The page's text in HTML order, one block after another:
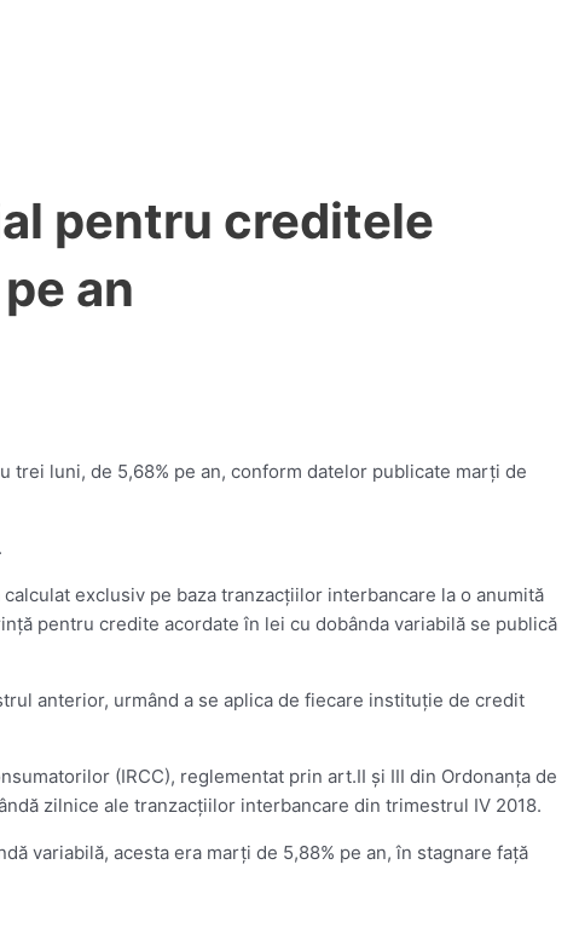
pentru creditele
an
trei luni, de 5,68% pe an, conform datelor publicate marţi de
exclusiv pe baza tranzacţiilor interbancare la o anumită
pentru credite acordate în lei cu dobânda variabilă se publică
anterior, urmând a se aplica de fiecare instituţie de credit
(IRCC), reglementat prin art.II şi III din Ordonanţa de
zilnice ale tranzacţiilor interbancare din trimestrul IV 2018.
variabilă, acesta era marţi de 5,88% pe an, în stagnare faţă